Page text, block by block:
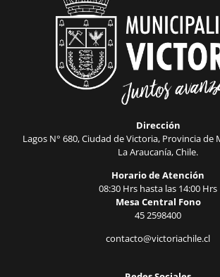
Dirección
Lagos N° 680, Ciudad de Victoria, Provincia de
La Araucanía, Chile.
Horario de Atención
08:30 Hrs hasta las 14:00 Hrs
Mesa Central Fono
45 2598400
contacto@victoriachile.cl